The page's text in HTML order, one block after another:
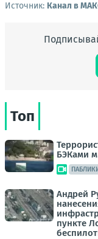
Источник: Канал в
Топ
БЭКами
Андрей
пункте